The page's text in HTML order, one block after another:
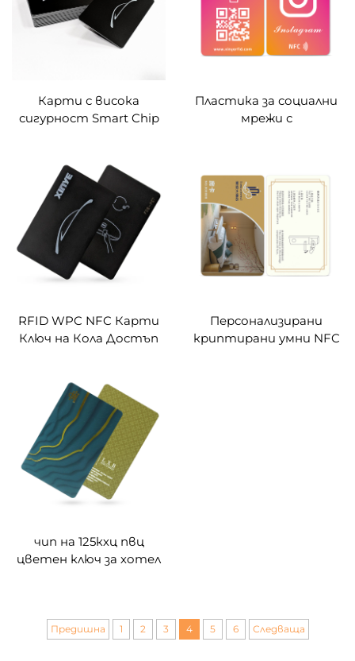
Карти с висока
сигурност Smart Chip
Карти за електронни
карти за оплата,
зареждане и контрол
на достъпа при
транспорт
Пластика за социални
мрежи с
програмиране, цифров
бизнес QR код поп
карта,
персонализирана
RFID WPC NFC Карти
Ключ на Кола Достъп
Персонализирани
криптирани умни NFC
чип на 125кхц пвц
цветен ключ за хотел
Предишна 1 2 3 4 5 6 Следваща